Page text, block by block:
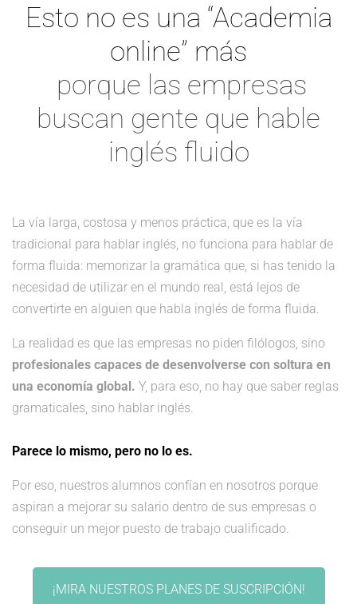
Esto no es una “Academia
online” más
porque las empresas
buscan gente que hable
inglés fluido
La vía larga, costosa y menos práctica, que es la vía
tradicional para hablar inglés, no funciona para hablar de
forma fluida: memorizar la gramática que, si has tenido la
necesidad de utilizar en el mundo real, está lejos de
convertirte en alguien que habla inglés de forma fluida.
La realidad es que las empresas no piden filólogos, sino
profesionales capaces de desenvolverse con soltura en
una economía global. Y, para eso, no hay que saber reglas
gramaticales, sino hablar inglés.
Parece lo mismo, pero no lo es.
Por eso, nuestros alumnos confían en nosotros porque
aspiran a mejorar su salario dentro de sus empresas o
conseguir un mejor puesto de trabajo cualificado.
¡MIRA NUESTROS PLANES DE SUSCRIPCIÓN!